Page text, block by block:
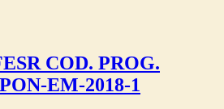
COD. PROG.
EM-2018-1